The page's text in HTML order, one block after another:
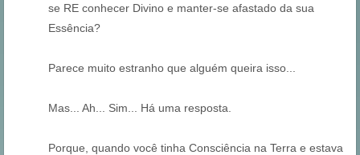
se RE conhecer Divino e manter-se afastado da sua
Essência?
Parece muito estranho que alguém queira isso...
Mas... Ah... Sim... Há uma resposta.
Porque, quando você tinha Consciência na Terra e estava